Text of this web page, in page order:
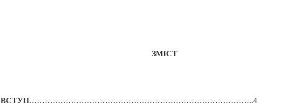
ЗМІСТ
ВСТУП…………………………………………………………………………..4